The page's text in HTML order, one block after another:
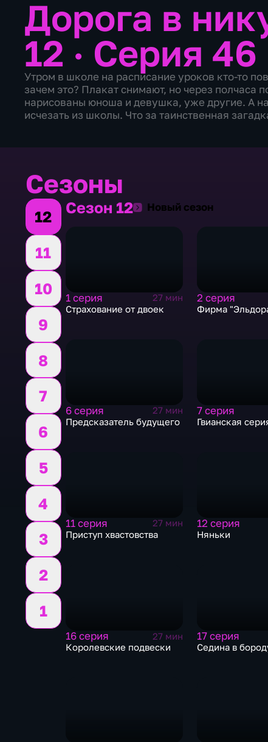
Дорога в
12 · Серия 46
Утром в школе на расписание уроков кто-то
зачем это? Плакат снимают, но через полчаса
нарисованы юноша и девушка, уже другие. А
исчезать из школы. Что за таинственная
Сезоны
12
11
10
9
8
7
6
5
4
3
2
1
Сезон 12Сезон 12 Новый сезон
1 серия
27 мин
Страхование от двоек
2 серия
Фирма
6 серия
27 мин
Предсказатель будущего
7 серия
Гвианская
11 серия
27 мин
Приступ хвастовства
12 серия
Няньки
16 серия
27 мин
Королевские подвески
17 серия
Седина в